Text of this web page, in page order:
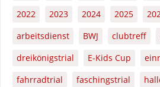
2022
2023 2024 2025
arbeitsdienst
BWJ clubtreff
dreikönigstrial
E-Kids Cup
fahrradtrial
faschingstrial